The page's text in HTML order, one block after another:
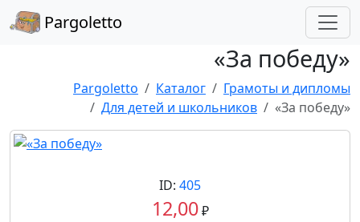
Pargoletto
«За победу»
Pargoletto Каталог
Грамоты и дипломы
Для детей и школьников
«За победу»
ID: 405
12,00₽